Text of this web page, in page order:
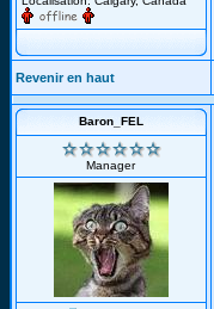
Revenir en haut
Baron_FEL
Manager